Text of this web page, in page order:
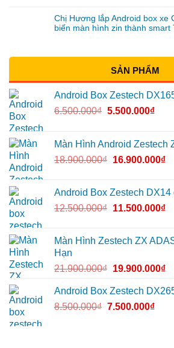
Chị Hương lắp Android box xe
biến màn hình zin thành smart
SẢN PHẨM
Android Box Zestech
6.500.000₫ 5.500.000₫
Màn Hình Android Zestech
18.900.000₫ 16.900.000₫
Android Box Zestech DX14
12.500.000₫ 11.500.000₫
Màn Hình Zestech ZX
Hạn
21.900.000₫ 19.900.000₫
Android Box Zestech
8.500.000₫ 7.500.000₫